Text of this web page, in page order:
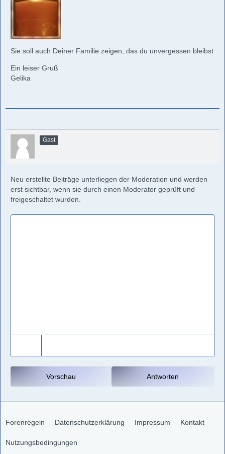
Sie soll auch Deiner Familie zeigen, das du unvergessen bleibst
Ein leiser Gruß
Gelika
Gast
Neu erstellte Beiträge unterliegen der Moderation und werden
erst sichtbar, wenn sie durch einen Moderator geprüft und
freigeschaltet wurden.
Antworten
Vorschau
Forenregeln Datenschutzerklärung Impressum Kontakt
Nutzungsbedingungen